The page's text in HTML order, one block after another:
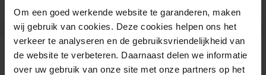
Om een goed werkende website te garanderen, maken
wij gebruik van cookies. Deze cookies helpen ons het
verkeer te analyseren en de gebruiksvriendelijkheid van
de website te verbeteren. Daarnaast delen we informatie
over uw gebruik van onze site met onze partners op het
Reviews